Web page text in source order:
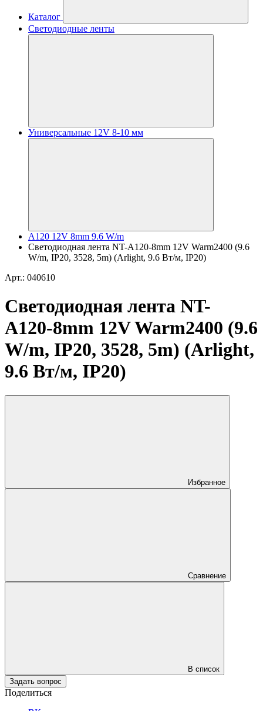
Каталог
Светодиодные ленты
Универсальные 12V 8-10 мм
A120 12V 8mm 9.6 W/m
Светодиодная лента NT-A120-8mm 12V Warm2400 (9.6
W/m, IP20, 3528, 5m) (Arlight, 9.6 Вт/м, IP20)
Арт.: 040610
Светодиодная лента NT-
A120-8mm 12V Warm2400 (9.6
W/m, IP20, 3528, 5m) (Arlight,
9.6 Вт/м, IP20)
Избранное
Сравнение
В список
Задать вопрос
Поделиться